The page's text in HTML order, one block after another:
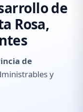
de
Rosa,
de
y